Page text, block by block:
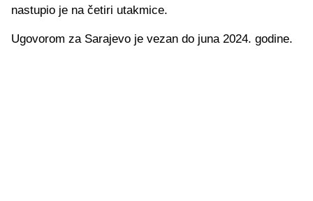
nastupio je na četiri utakmice.
Ugovorom za Sarajevo je vezan do juna 2024. godine.